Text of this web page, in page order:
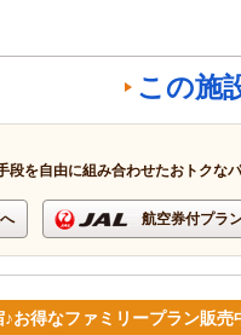
この施
段を自由に組み合わせたおトクな
航空券付プラ
お得なファミリープラン販売